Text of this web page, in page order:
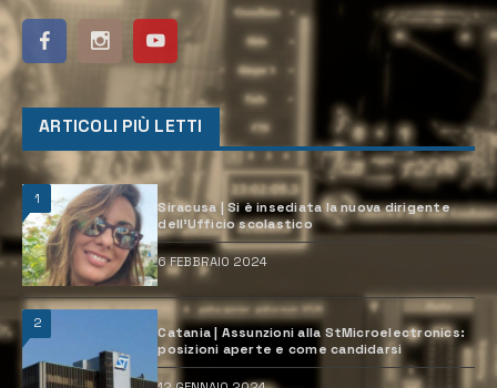
ARTICOLI PIÙ LETTI
1
Siracusa | Si è insediata la nuova dirigente
dell’Ufficio scolastico
6 FEBBRAIO 2024
2
Catania | Assunzioni alla StMicroelectronics:
posizioni aperte e come candidarsi